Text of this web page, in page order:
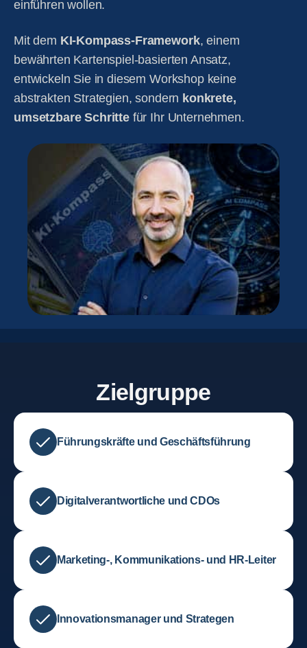
einführen wollen.
Mit dem KI-Kompass-Framework, einem
bewährten Kartenspiel-basierten Ansatz,
entwickeln Sie in diesem Workshop keine
abstrakten Strategien, sondern konkrete,
umsetzbare Schrittefür Ihr Unternehmen.
Zielgruppe
Führungskräfte und Geschäftsführung
Digitalverantwortliche und CDOs
Marketing-, Kommunikations- und HR-Leiter
Innovationsmanager und Strategen